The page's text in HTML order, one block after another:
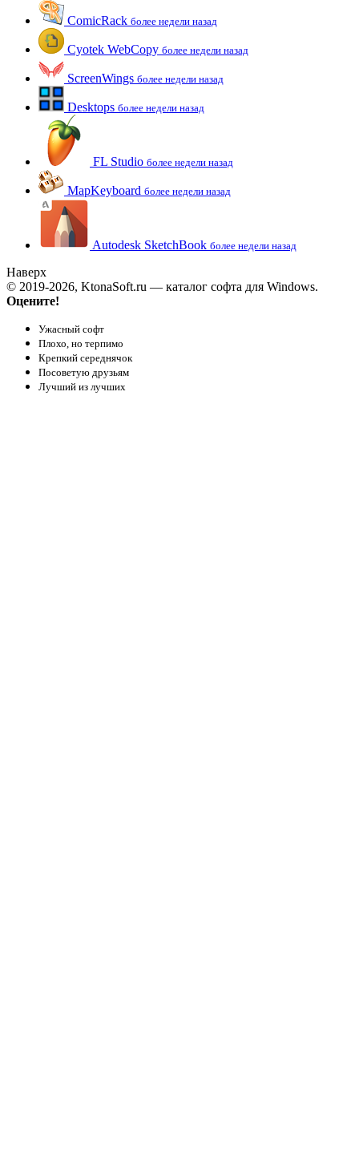
ComicRack более недели назад
Cyotek WebCopy более недели назад
ScreenWings более недели назад
Desktops более недели назад
FL Studio более недели назад
MapKeyboard более недели назад
Autodesk SketchBook более недели назад
Наверх
© 2019-2026, KtonaSoft.ru — каталог софта для Windows.
Оцените!
Ужасный софт
Плохо, но терпимо
Крепкий середнячок
Посоветую друзьям
Лучший из лучших